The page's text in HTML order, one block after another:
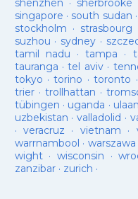
shenzhen · sherbrooke
singapore · south sudan ·
stockholm · strasbourg
suzhou · sydney ·
tamil nadu ·tampa ·
tauranga ·tel aviv·
tokyo ·torino ·toronto
trier· trollhattan ·
tübingen · uganda ·
uzbekistan · valladolid ·
· veracruz · vietnam ·
warrnambool ·warszawa
wight· wisconsin ·
zanzibar· zurich ·